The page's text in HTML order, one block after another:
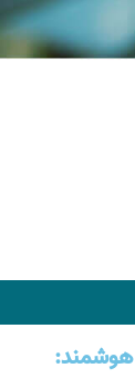
هوشمند: